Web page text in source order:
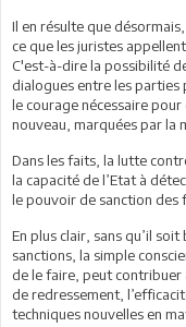
Il en résulte que
ce que les juristes
C'est-à-dire la possibilité
dialogues entre les parties
le courage nécessaire
nouveau, marquées par la
Dans les faits, la lutte
la capacité de l’Etat à
le pouvoir de sanction des
En plus clair, sans qu’il
sanctions, la simple
de le faire, peut
de redressement,
techniques nouvelles en